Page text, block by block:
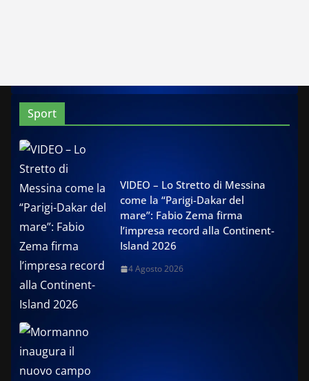
Sport
VIDEO – Lo Stretto di Messina
come la “Parigi-Dakar del
mare”: Fabio Zema firma
l’impresa record alla Continent-
Island 2026
4 Agosto 2026